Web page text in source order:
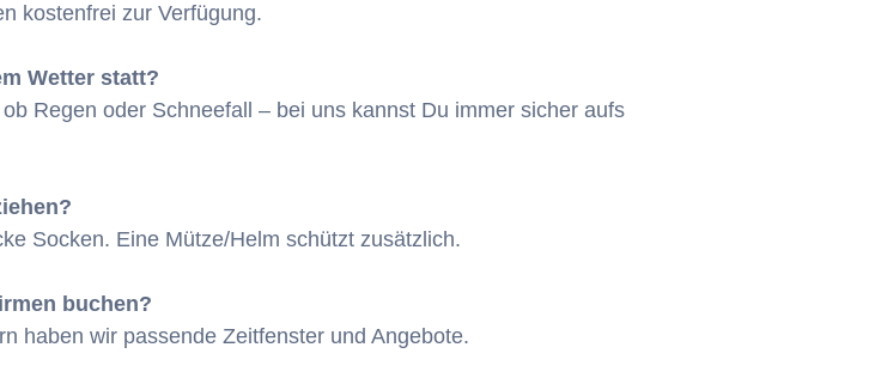
kostenfrei zur Verfügung.
Wetter statt?
Regen oder Schneefall – bei uns kannst Du immer sicher aufs
Socken. Eine Mütze/Helm schützt zusätzlich.
buchen?
haben wir passende Zeitfenster und Angebote.